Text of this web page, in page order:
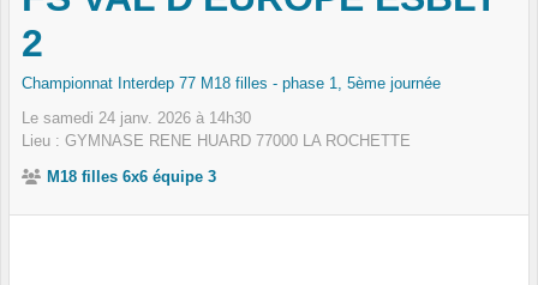
2
Championnat Interdep 77 M18 filles - phase 1, 5ème journée
Le samedi 24 janv. 2026 à 14h30
Lieu : GYMNASE RENE HUARD 77000 LA ROCHETTE
M18 filles 6x6 équipe 3